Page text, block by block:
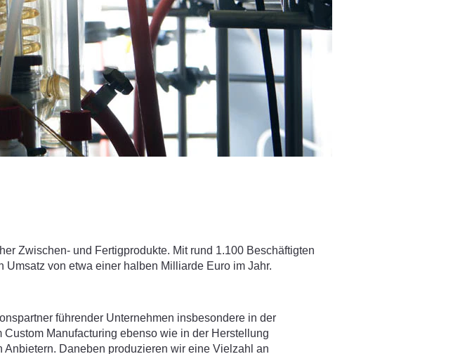
Zwischen- und Fertigprodukte. Mit rund 1.100 Beschäftigten
von etwa einer halben Milliarde Euro im Jahr.
führender Unternehmen insbesondere in der
Manufacturing ebenso wie in der Herstellung
Daneben produzieren wir eine Vielzahl an